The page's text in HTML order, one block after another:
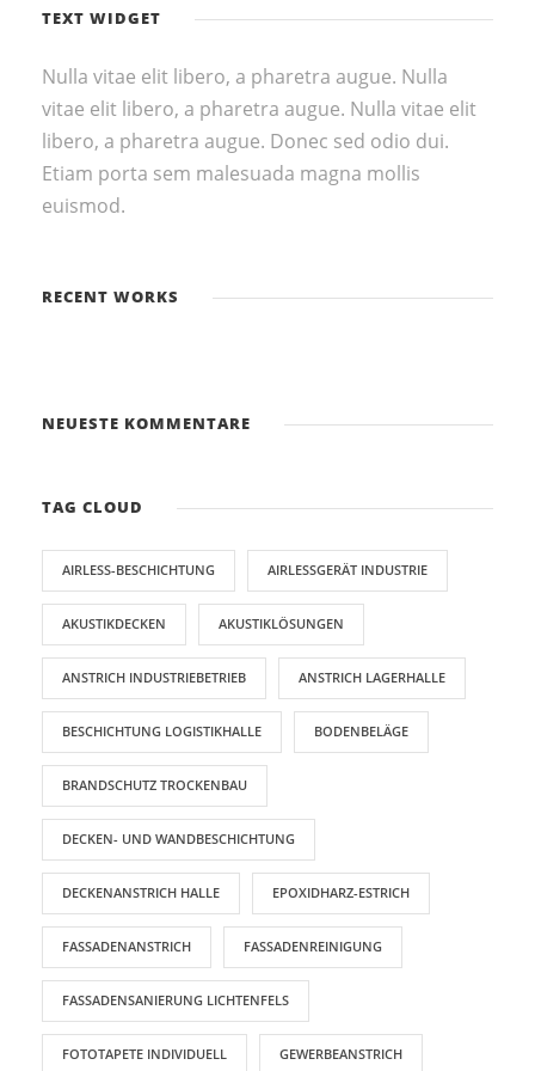
TEXT WIDGET
Nulla vitae elit libero, a pharetra augue. Nulla
vitae elit libero, a pharetra augue. Nulla vitae elit
libero, a pharetra augue. Donec sed odio dui.
Etiam porta sem malesuada magna mollis
euismod.
RECENT WORKS
NEUESTE KOMMENTARE
TAG CLOUD
AIRLESS-BESCHICHTUNG AIRLESSGERÄT INDUSTRIE
AKUSTIKDECKEN AKUSTIKLÖSUNGEN
ANSTRICH INDUSTRIEBETRIEB ANSTRICH LAGERHALLE
BESCHICHTUNG LOGISTIKHALLE BODENBELÄGE
BRANDSCHUTZ TROCKENBAU
DECKEN- UND WANDBESCHICHTUNG
DECKENANSTRICH HALLE EPOXIDHARZ-ESTRICH
FASSADENANSTRICH FASSADENREINIGUNG
FASSADENSANIERUNG LICHTENFELS
FOTOTAPETE INDIVIDUELL GEWERBEANSTRICH